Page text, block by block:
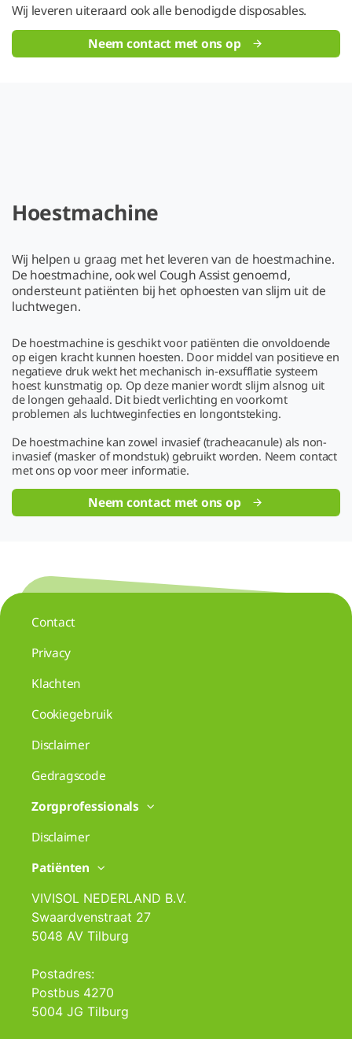
Wij leveren uiteraard ook alle benodigde disposables.
Neem contact met ons op
Hoestmachine
Wij helpen u graag met het leveren van de hoestmachine.
De hoestmachine, ook wel Cough Assist genoemd,
ondersteunt patiënten bij het ophoesten van slijm uit de
luchtwegen.
De hoestmachine is geschikt voor patiënten die onvoldoende
op eigen kracht kunnen hoesten. Door middel van positieve en
negatieve druk wekt het mechanisch in-exsufflatie systeem
hoest kunstmatig op. Op deze manier wordt slijm alsnog uit
de longen gehaald. Dit biedt verlichting en voorkomt
problemen als luchtweginfecties en longontsteking.
De hoestmachine kan zowel invasief (tracheacanule) als non-
invasief (masker of mondstuk) gebruikt worden. Neem contact
met ons op voor meer informatie.
Neem contact met ons op
Contact
Privacy
Klachten
Cookiegebruik
Disclaimer
Gedragscode
Zorgprofessionals
Disclaimer
Patiënten
VIVISOL NEDERLAND B.V.
Swaardvenstraat 27
5048 AV Tilburg
Postadres:
Postbus 4270
5004 JG Tilburg